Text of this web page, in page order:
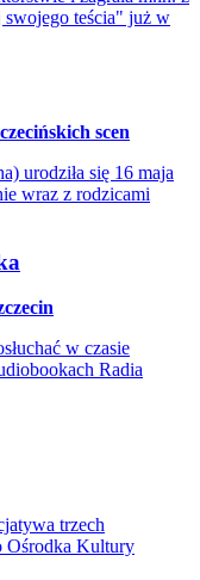
teścia" już w
scen
urodziła się 16 maja
wraz z rodzicami
w czasie
Radia
trzech
Ośrodka Kultury